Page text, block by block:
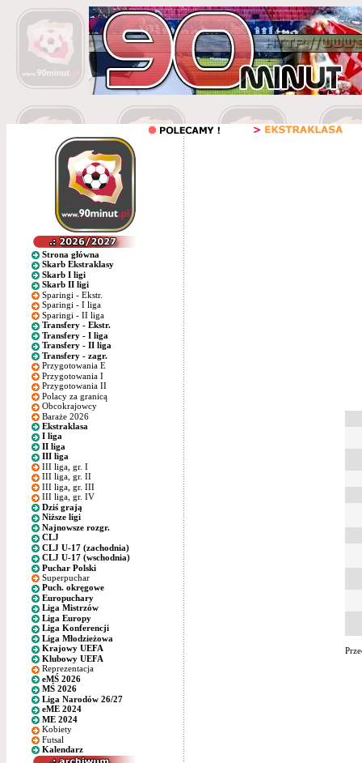
Strona główna
Skarb Ekstraklasy
Skarb I ligi
Skarb II ligi
Sparingi - Ekstr.
Sparingi - I liga
Sparingi - II liga
Transfery - Ekstr.
Transfery - I liga
Transfery - II liga
Transfery - zagr.
Przygotowania E
Przygotowania I
Przygotowania II
Polacy za granicą
Obcokrajowcy
Baraże 2026
Ekstraklasa
I liga
II liga
III liga
III liga, gr. I
III liga, gr. II
III liga, gr. III
III liga, gr. IV
Dziś grają
Niższe ligi
Najnowsze rozgr.
CLJ
CLJ U-17 (zachodnia)
CLJ U-17 (wschodnia)
Puchar Polski
Superpuchar
Puch. okręgowe
Europuchary
Liga Mistrzów
Liga Europy
Liga Konferencji
Liga Młodzieżowa
Krajowy UEFA
Klubowy UEFA
Reprezentacja
eMŚ 2026
MŚ 2026
Liga Narodów 26/27
eME 2024
ME 2024
Kobiety
Futsal
Kalendarz